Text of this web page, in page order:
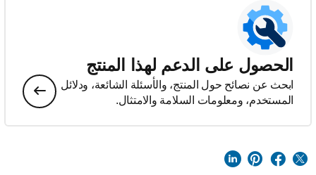
الحصول على الدعم لهذا المنتج
ابحث عن نصائح حول المنتج، والأسئلة الشائعة، ودلائل
المستخدم، ومعلومات السلامة والامتثال.